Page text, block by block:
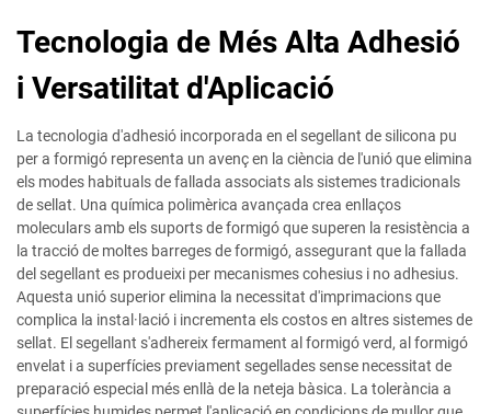
Tecnologia de Més Alta Adhesió
i Versatilitat d'Aplicació
La tecnologia d'adhesió incorporada en el segellant de silicona pu
per a formigó representa un avenç en la ciència de l'unió que elimina
els modes habituals de fallada associats als sistemes tradicionals
de sellat. Una química polimèrica avançada crea enllaços
moleculars amb els suports de formigó que superen la resistència a
la tracció de moltes barreges de formigó, assegurant que la fallada
del segellant es produeixi per mecanismes cohesius i no adhesius.
Aquesta unió superior elimina la necessitat d'imprimacions que
complica la instal·lació i incrementa els costos en altres sistemes de
sellat. El segellant s'adhereix fermament al formigó verd, al formigó
envelat i a superfícies previament segellades sense necessitat de
preparació especial més enllà de la neteja bàsica. La tolerància a